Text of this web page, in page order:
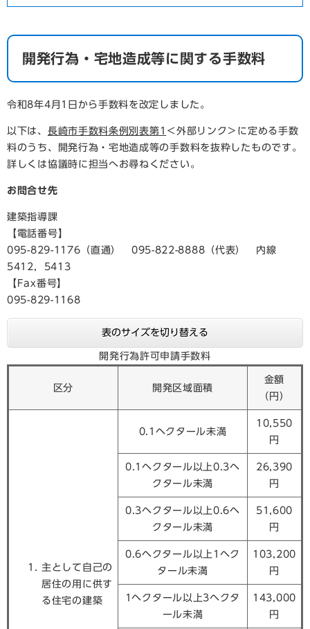
開発行為・宅地造成等に関する手数料
令和8年4月1日から手数料を改定しました。
以下は、 長崎市手数料条例別表第1 ＜外部リンク＞ に定める手数
料のうち、開発行為・宅地造成等の手数料を抜粋したものです。
詳しくは協議時に担当へお尋ねください。
お問合せ先
建築指導課
【電話番号】
095-829-1176（直通） 095-822-8888（代表） 内線
5412，5413
【Fax番号】
095-829-1168
表のサイズを切り替える
開発行為許可申請手数料
区分 開発区域面積
金額
（円）
主として自己の
居住の用に供す
る住宅の建築
0.1ヘクタール未満
10,550
円
0.1ヘクタール以上0.3ヘ
クタール未満
26,390
円
0.3ヘクタール以上0.6ヘ
クタール未満
51,600
円
0.6ヘクタール以上1ヘク
タール未満
103,200
円
1ヘクタール以上3ヘクタ
ール未満
143,000
円